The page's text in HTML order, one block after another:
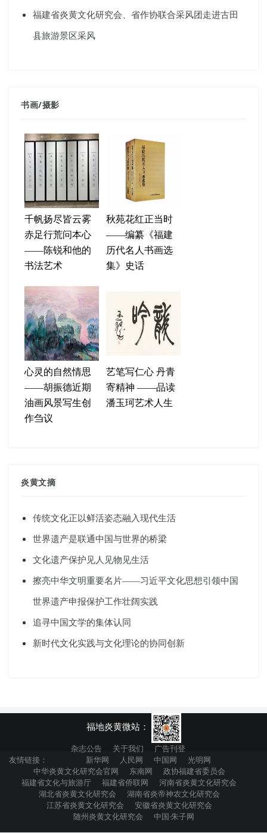
福建省炎黄文化研究会、省作协联合采风团走进古田
县旅游景区采风
书画/摄影
千帆扬尽皆云雾
赤足行荒问本心
——陈锐和他的
书法艺术
秋苑花红正当时
——编纂《福建
历代名人书画选
集》史话
心灵的自然情思
——胡振德近期
油画风景写生创
作刍议
艺笔写仁心 丹青
寄精神 ——品读
潘玉珂艺术人生
炎黄文摘
传统文化正以鲜活姿态融入现代生活
世界遗产是联通中国与世界的桥梁
文化遗产保护见人见物见生活
擦亮中华文明重要名片——习近平文化思想引领中国
世界遗产申报保护工作壮阔实践
追寻中国文学的集体认同
新时代文化实践与文化理论的协同创新
福地炎黄微站：
杂志公告 关于我们
广告刊登
友情链接：
新华网 人民网 中国网
光明网
中华炎黄文化研究会官网
东南网
政协福建省委员会
福建省文化与旅游厅
福建省侨联网
河南省炎黄文化研究会
湖北省炎黄文化研究会
湖南省炎帝神农文化研究会
江苏省炎黄文化研究会
安徽省炎黄文化研究会
随州炎黄文化研究会
中国·朱子网